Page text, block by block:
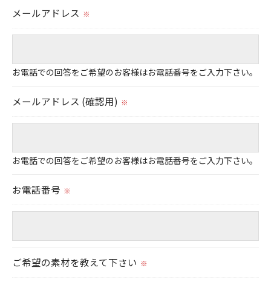
＜個人情報を与えなかった場合に生じる結果＞
予めご了承ください。
＜個人情報の開示･訂正・削除･利用停止の手続につ
用停止の手続を定めさせて頂いております。
す。
メールアドレス ※
お電話での回答をご希望のお客様はお電話番号をご入力下さい。
メールアドレス (確認用) ※
お電話での回答をご希望のお客様はお電話番号をご入力下さい。
お電話番号 ※
ご希望の素材を教えて下さい ※